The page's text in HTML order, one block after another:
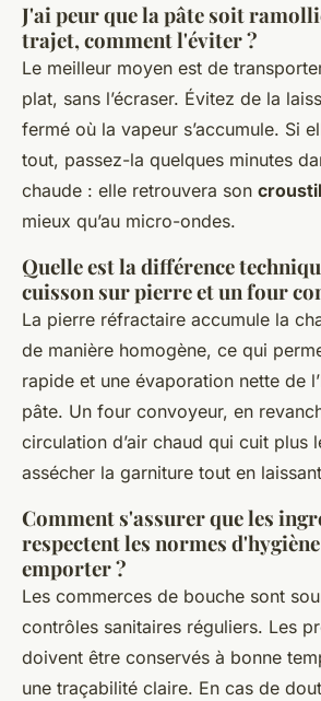
J'ai peur que la pâte soit
trajet, comment l'éviter ?
Le meilleur moyen est de
plat, sans l’écraser. Évitez de la
fermé où la vapeur s’accumule. Si
tout, passez-la quelques minutes
chaude : elle retrouvera son
mieux qu’au micro-ondes.
Quelle est la différence
cuisson sur pierre et un four
La pierre réfractaire accumule la
de manière homogène, ce qui
rapide et une évaporation nette de
pâte. Un four convoyeur, en
circulation d’air chaud qui cuit plus
assécher la garniture tout en
Comment s'assurer que les
respectent les normes
emporter ?
Les commerces de bouche sont
contrôles sanitaires réguliers. Les
doivent être conservés à bonne
une traçabilité claire. En cas de